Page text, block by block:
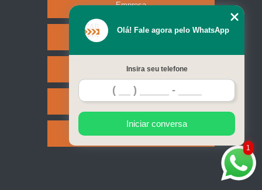
Empresa
Serviços
Contato
Mapa do site
1
Olá! Fale agora pelo WhatsApp
Insira seu telefone
Iniciar conversa